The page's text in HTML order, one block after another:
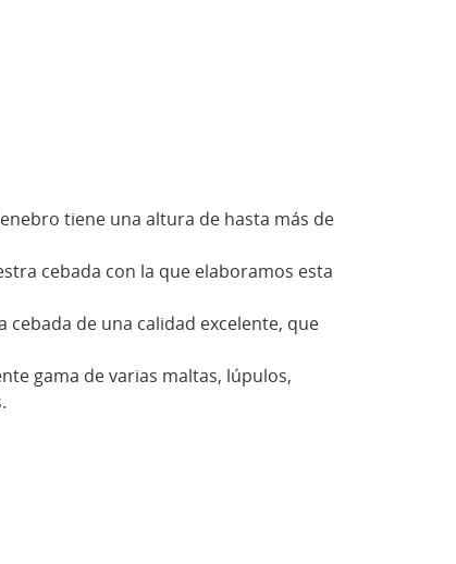
tiene una altura de hasta más de
cebada con la que elaboramos esta
de una calidad excelente, que
gama de varias maltas, lúpulos,